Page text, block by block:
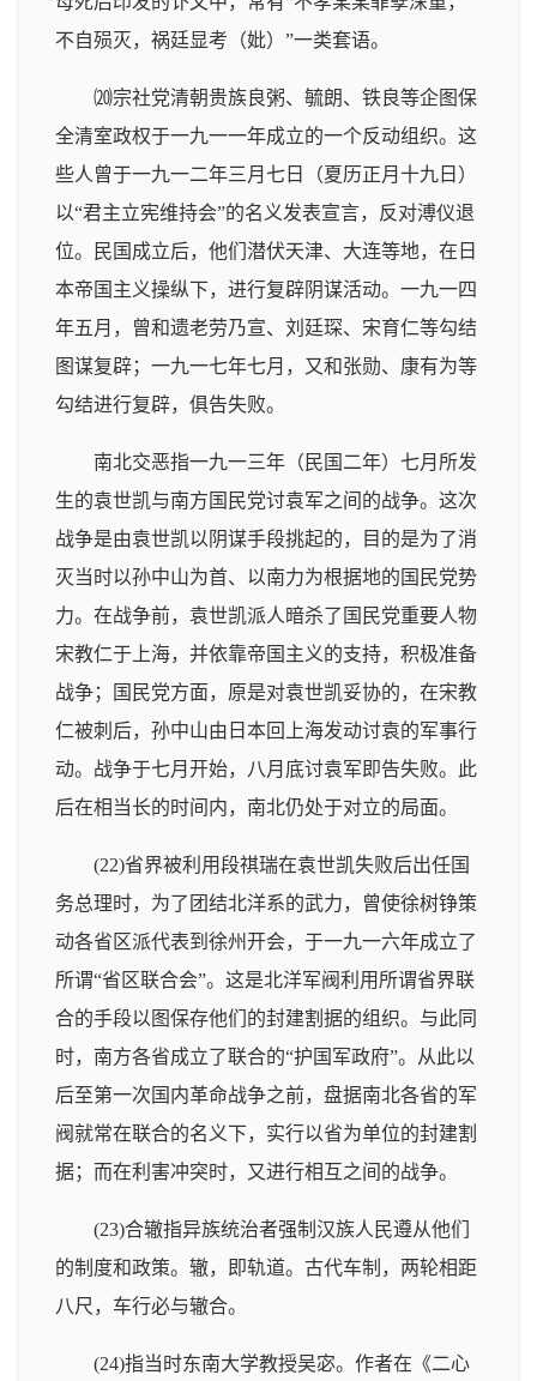
不自殒灭，祸廷显考（妣）”一类套语。
⒇宗社党清朝贵族良粥、毓朗、铁良等企图保
全清室政权于一九一一年成立的一个反动组织。这
些人曾于一九一二年三月七日（夏历正月十九日）
以“君主立宪维持会”的名义发表宣言，反对溥仪退
位。民国成立后，他们潜伏天津、大连等地，在日
本帝国主义操纵下，进行复辟阴谋活动。一九一四
年五月，曾和遗老劳乃宣、刘廷琛、宋育仁等勾结
图谋复辟；一九一七年七月，又和张勋、康有为等
勾结进行复辟，俱告失败。
南北交恶指一九一三年（民国二年）七月所发
生的袁世凯与南方国民党讨袁军之间的战争。这次
战争是由袁世凯以阴谋手段挑起的，目的是为了消
灭当时以孙中山为首、以南力为根据地的国民党势
力。在战争前，袁世凯派人暗杀了国民党重要人物
宋教仁于上海，并依靠帝国主义的支持，积极准备
战争；国民党方面，原是对袁世凯妥协的，在宋教
仁被刺后，孙中山由日本回上海发动讨袁的军事行
动。战争于七月开始，八月底讨袁军即告失败。此
后在相当长的时间内，南北仍处于对立的局面。
(22)省界被利用段祺瑞在袁世凯失败后出任国
务总理时，为了团结北洋系的武力，曾使徐树铮策
动各省区派代表到徐州开会，于一九一六年成立了
所谓“省区联合会”。这是北洋军阀利用所谓省界联
合的手段以图保存他们的封建割据的组织。与此同
时，南方各省成立了联合的“护国军政府”。从此以
后至第一次国内革命战争之前，盘据南北各省的军
阀就常在联合的名义下，实行以省为单位的封建割
据；而在利害冲突时，又进行相互之间的战争。
(23)合辙指异族统治者强制汉族人民遵从他们
的制度和政策。辙，即轨道。古代车制，两轮相距
八尺，车行必与辙合。
(24)指当时东南大学教授吴宓。作者在《二心